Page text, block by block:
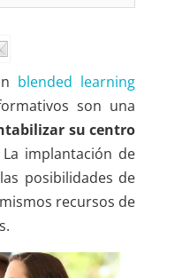
blended learning
son una
su centro
La implantación de
posibilidades de
recursos de